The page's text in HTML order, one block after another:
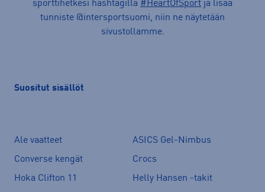
sporttihetkesi hashtagilla #HeartOfSport ja lisää
tunniste @intersportsuomi, niin ne näytetään
sivustollamme.
Suositut sisällöt
Ale vaatteet
ASICS Gel-Nimbus
Converse kengät
Crocs
Hoka Clifton 11
Helly Hansen -takit